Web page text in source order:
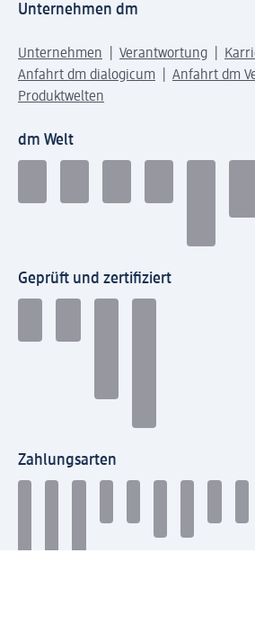
Unternehmen dm
Unternehmen Verantwortung
Anfahrt dm dialogicum
Anfahrt dm
Produktwelten
dm Welt
Geprüft und zertifiziert
Zahlungsarten